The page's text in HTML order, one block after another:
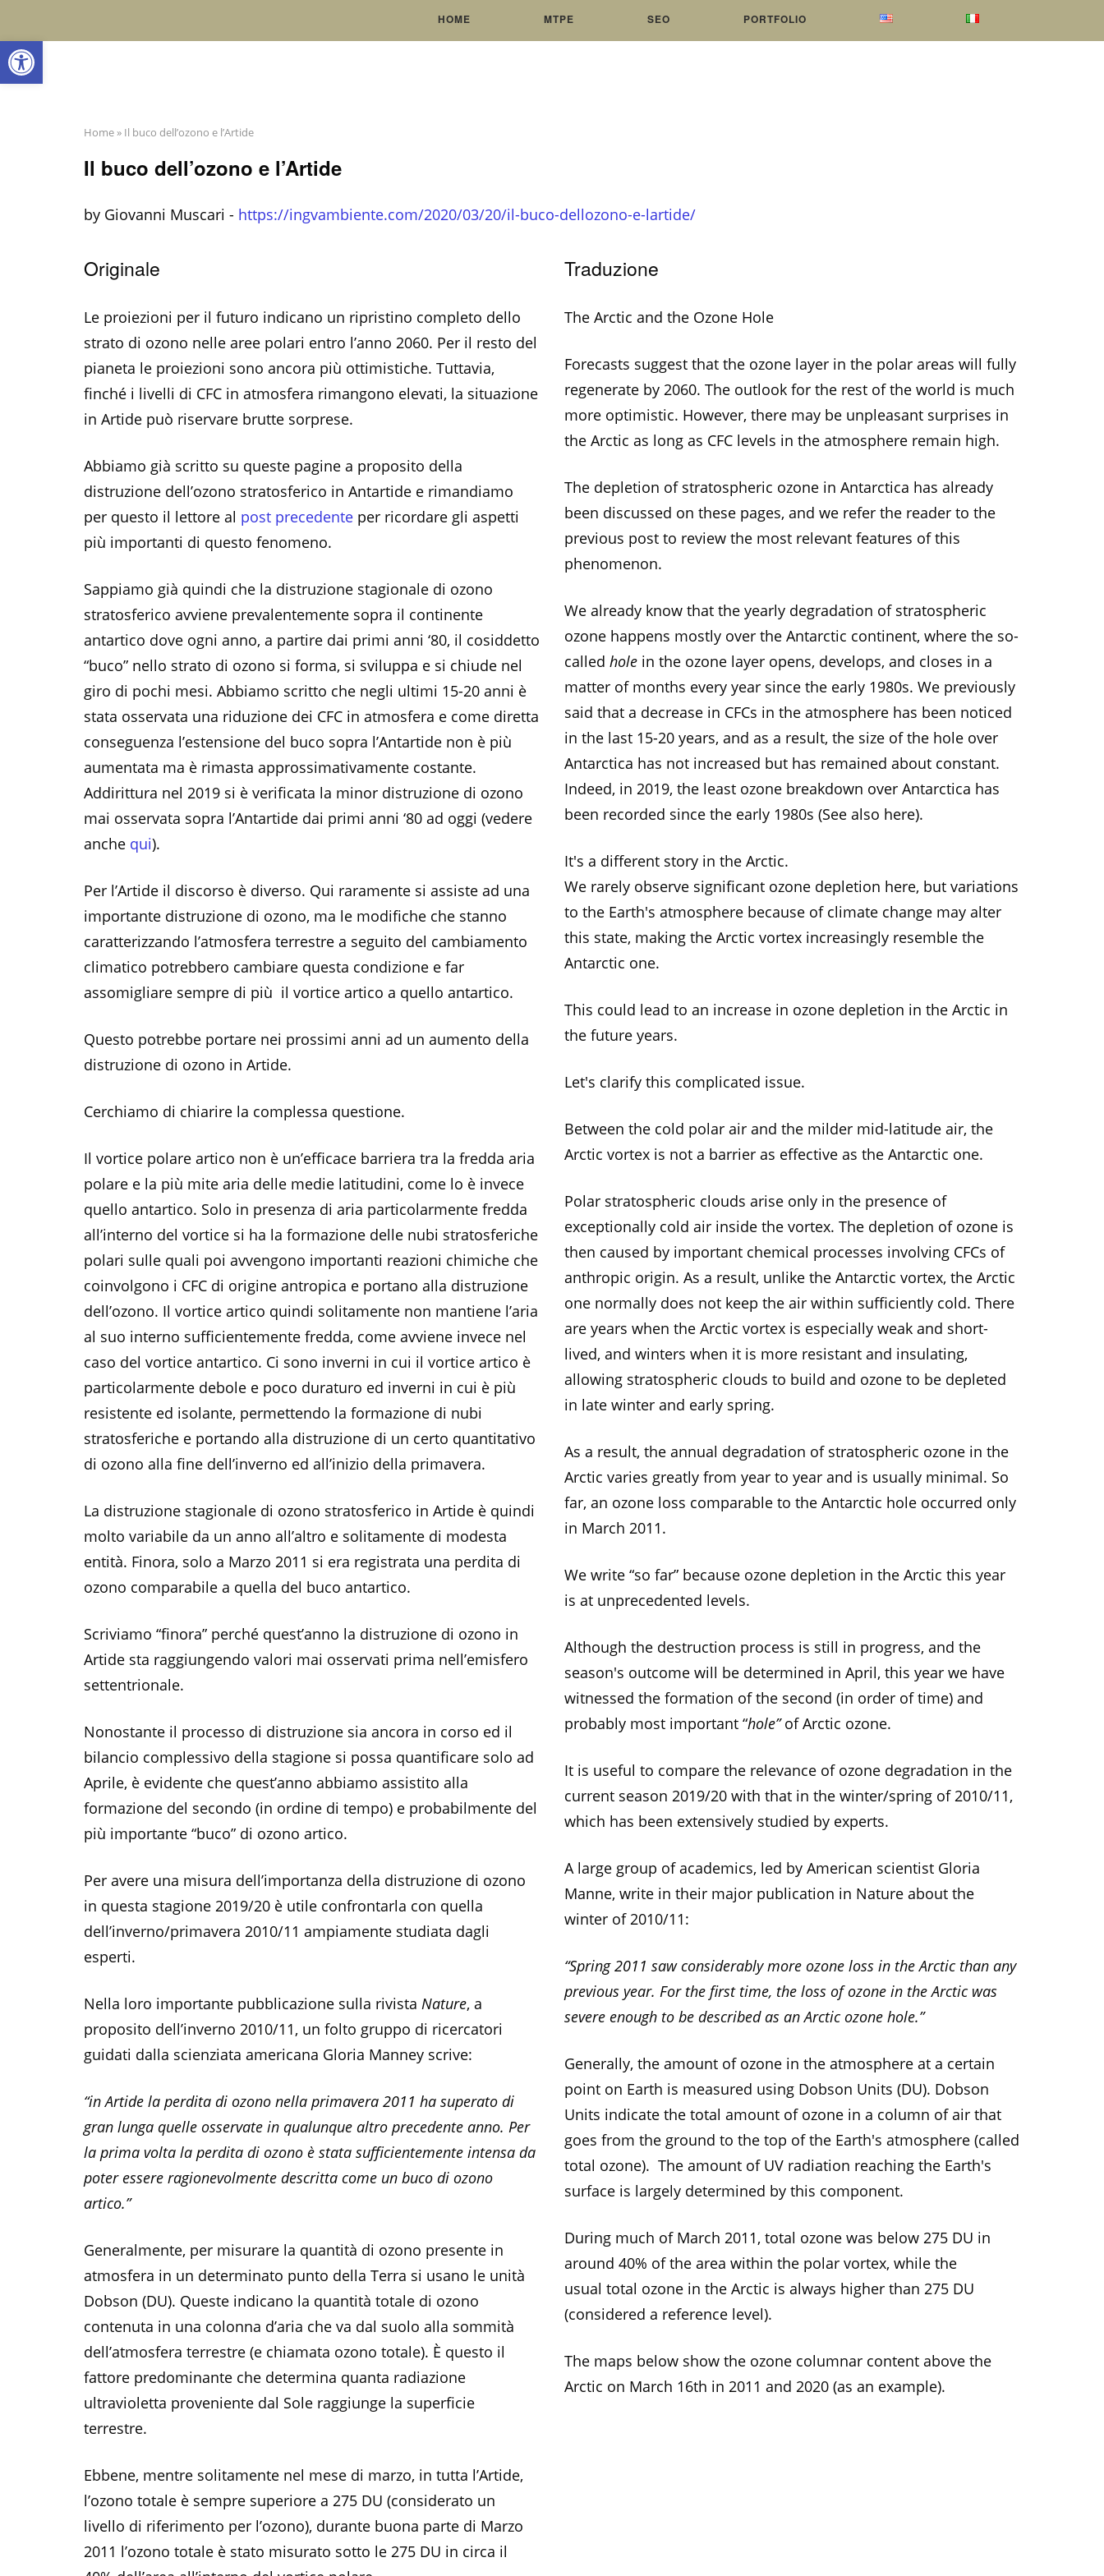
content
HOME MTPE SEO PORTFOLIO
Home » Il buco dell’ozono e l’Artide
Il buco dell’ozono e l’Artide
by Giovanni Muscari - https://ingvambiente.com/2020/03/20/il-buco-dellozono-e-lartide/
Originale
Le proiezioni per il futuro indicano un ripristino completo dello
strato di ozono nelle aree polari entro l’anno 2060. Per il resto del
pianeta le proiezioni sono ancora più ottimistiche. Tuttavia,
finché i livelli di CFC in atmosfera rimangono elevati, la situazione
in Artide può riservare brutte sorprese.
Abbiamo già scritto su queste pagine a proposito della
distruzione dell’ozono stratosferico in Antartide e rimandiamo
per questo il lettore al post precedente per ricordare gli aspetti
più importanti di questo fenomeno.
Sappiamo già quindi che la distruzione stagionale di ozono
stratosferico avviene prevalentemente sopra il continente
antartico dove ogni anno, a partire dai primi anni ‘80, il cosiddetto
“buco” nello strato di ozono si forma, si sviluppa e si chiude nel
giro di pochi mesi. Abbiamo scritto che negli ultimi 15-20 anni è
stata osservata una riduzione dei CFC in atmosfera e come diretta
conseguenza l’estensione del buco sopra l’Antartide non è più
aumentata ma è rimasta approssimativamente costante.
Addirittura nel 2019 si è verificata la minor distruzione di ozono
mai osservata sopra l’Antartide dai primi anni ‘80 ad oggi (vedere
anche qui).
Per l’Artide il discorso è diverso. Qui raramente si assiste ad una
importante distruzione di ozono, ma le modifiche che stanno
caratterizzando l’atmosfera terrestre a seguito del cambiamento
climatico potrebbero cambiare questa condizione e far
assomigliare sempre di più il vortice artico a quello antartico.
Questo potrebbe portare nei prossimi anni ad un aumento della
distruzione di ozono in Artide.
Cerchiamo di chiarire la complessa questione.
Il vortice polare artico non è un’efficace barriera tra la fredda aria
polare e la più mite aria delle medie latitudini, come lo è invece
quello antartico. Solo in presenza di aria particolarmente fredda
all’interno del vortice si ha la formazione delle nubi stratosferiche
polari sulle quali poi avvengono importanti reazioni chimiche che
coinvolgono i CFC di origine antropica e portano alla distruzione
dell’ozono. Il vortice artico quindi solitamente non mantiene l’aria
al suo interno sufficientemente fredda, come avviene invece nel
caso del vortice antartico. Ci sono inverni in cui il vortice artico è
particolarmente debole e poco duraturo ed inverni in cui è più
resistente ed isolante, permettendo la formazione di nubi
stratosferiche e portando alla distruzione di un certo quantitativo
di ozono alla fine dell’inverno ed all’inizio della primavera.
La distruzione stagionale di ozono stratosferico in Artide è quindi
molto variabile da un anno all’altro e solitamente di modesta
entità. Finora, solo a Marzo 2011 si era registrata una perdita di
ozono comparabile a quella del buco antartico.
Scriviamo “finora” perché quest’anno la distruzione di ozono in
Artide sta raggiungendo valori mai osservati prima nell’emisfero
settentrionale.
Nonostante il processo di distruzione sia ancora in corso ed il
bilancio complessivo della stagione si possa quantificare solo ad
Aprile, è evidente che quest’anno abbiamo assistito alla
formazione del secondo (in ordine di tempo) e probabilmente del
più importante “buco” di ozono artico.
Per avere una misura dell’importanza della distruzione di ozono
in questa stagione 2019/20 è utile confrontarla con quella
dell’inverno/primavera 2010/11 ampiamente studiata dagli
esperti.
Nella loro importante pubblicazione sulla rivista Nature, a
proposito dell’inverno 2010/11, un folto gruppo di ricercatori
guidati dalla scienziata americana Gloria Manney scrive:
“in Artide la perdita di ozono nella primavera 2011 ha superato di
gran lunga quelle osservate in qualunque altro precedente anno. Per
la prima volta la perdita di ozono è stata sufficientemente intensa da
poter essere ragionevolmente descritta come un buco di ozono
artico.”
Generalmente, per misurare la quantità di ozono presente in
atmosfera in un determinato punto della Terra si usano le unità
Dobson (DU). Queste indicano la quantità totale di ozono
contenuta in una colonna d’aria che va dal suolo alla sommità
dell’atmosfera terrestre (e chiamata ozono totale). È questo il
fattore predominante che determina quanta radiazione
ultravioletta proveniente dal Sole raggiunge la superficie
terrestre.
Ebbene, mentre solitamente nel mese di marzo, in tutta l’Artide,
l’ozono totale è sempre superiore a 275 DU (considerato un
livello di riferimento per l’ozono), durante buona parte di Marzo
2011 l’ozono totale è stato misurato sotto le 275 DU in circa il
Traduzione
The Arctic and the Ozone Hole
Forecasts suggest that the ozone layer in the polar areas will fully
regenerate by 2060. The outlook for the rest of the world is much
more optimistic. However, there may be unpleasant surprises in
the Arctic as long as CFC levels in the atmosphere remain high.
The depletion of stratospheric ozone in Antarctica has already
been discussed on these pages, and we refer the reader to the
previous post to review the most relevant features of this
phenomenon.
We already know that the yearly degradation of stratospheric
ozone happens mostly over the Antarctic continent, where the so-
called hole in the ozone layer opens, develops, and closes in a
matter of months every year since the early 1980s. We previously
said that a decrease in CFCs in the atmosphere has been noticed
in the last 15-20 years, and as a result, the size of the hole over
Antarctica has not increased but has remained about constant.
Indeed, in 2019, the least ozone breakdown over Antarctica has
been recorded since the early 1980s (See also here).
It's a different story in the Arctic.
We rarely observe significant ozone depletion here, but variations
to the Earth's atmosphere because of climate change may alter
this state, making the Arctic vortex increasingly resemble the
Antarctic one.
This could lead to an increase in ozone depletion in the Arctic in
the future years.
Let's clarify this complicated issue.
Between the cold polar air and the milder mid-latitude air, the
Arctic vortex is not a barrier as effective as the Antarctic one.
Polar stratospheric clouds arise only in the presence of
exceptionally cold air inside the vortex. The depletion of ozone is
then caused by important chemical processes involving CFCs of
anthropic origin. As a result, unlike the Antarctic vortex, the Arctic
one normally does not keep the air within sufficiently cold. There
are years when the Arctic vortex is especially weak and short-
lived, and winters when it is more resistant and insulating,
allowing stratospheric clouds to build and ozone to be depleted
in late winter and early spring.
As a result, the annual degradation of stratospheric ozone in the
Arctic varies greatly from year to year and is usually minimal. So
far, an ozone loss comparable to the Antarctic hole occurred only
in March 2011.
We write “so far” because ozone depletion in the Arctic this year
is at unprecedented levels.
Although the destruction process is still in progress, and the
season's outcome will be determined in April, this year we have
witnessed the formation of the second (in order of time) and
probably most important “hole” of Arctic ozone.
It is useful to compare the relevance of ozone degradation in the
current season 2019/20 with that in the winter/spring of 2010/11,
which has been extensively studied by experts.
A large group of academics, led by American scientist Gloria
Manne, write in their major publication in Nature about the
winter of 2010/11:
“Spring 2011 saw considerably more ozone loss in the Arctic than any
previous year. For the first time, the loss of ozone in the Arctic was
severe enough to be described as an Arctic ozone hole.”
Generally, the amount of ozone in the atmosphere at a certain
point on Earth is measured using Dobson Units (DU). Dobson
Units indicate the total amount of ozone in a column of air that
goes from the ground to the top of the Earth's atmosphere (called
total ozone). The amount of UV radiation reaching the Earth's
surface is largely determined by this component.
During much of March 2011, total ozone was below 275 DU in
around 40% of the area within the polar vortex, while the
usual total ozone in the Arctic is always higher than 275 DU
(considered a reference level).
The maps below show the ozone columnar content above the
Arctic on March 16th in 2011 and 2020 (as an example).
Open toolbar